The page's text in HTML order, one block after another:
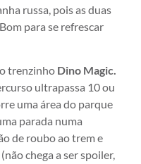
russa, pois as duas
para se refrescar
trenzinho Dino Magic.
ultrapassa 10 ou
uma área do parque
parada numa
de roubo ao trem e
chega a ser spoiler,